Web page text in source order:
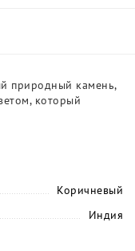
природный камень,
который
Коричневый
Индия